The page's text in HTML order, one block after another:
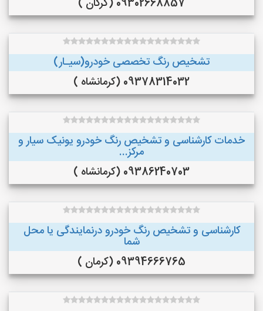
09302668857 (گرگان )
تشخیص رنگ تخصصی خودرو(سیـار)
09378314032 (کرمانشاه )
خدمات کارشناسی و تشخیص رنگ خودرو یونیک سیار و
مرکز...
09386240703 (کرمانشاه )
کارشناسی و تشخیص رنگ خودرو درنمایندگی یا محل
شما
09394666765 (کرمان )